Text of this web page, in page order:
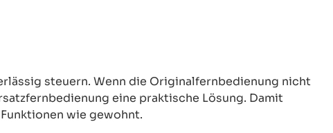
steuern. Wenn die Originalfernbedienung nicht
eine praktische Lösung. Damit
wie gewohnt.